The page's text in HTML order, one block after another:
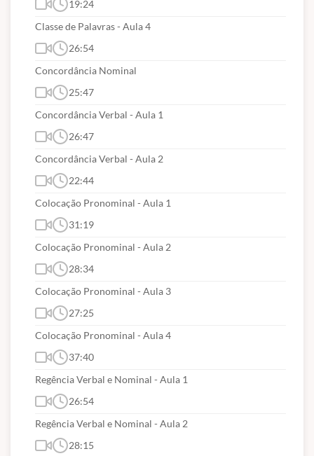
19:24
Classe de Palavras - Aula 4
26:54
Concordância Nominal
25:47
Concordância Verbal - Aula 1
26:47
Concordância Verbal - Aula 2
22:44
Colocação Pronominal - Aula 1
31:19
Colocação Pronominal - Aula 2
28:34
Colocação Pronominal - Aula 3
27:25
Colocação Pronominal - Aula 4
37:40
Regência Verbal e Nominal - Aula 1
26:54
Regência Verbal e Nominal - Aula 2
28:15